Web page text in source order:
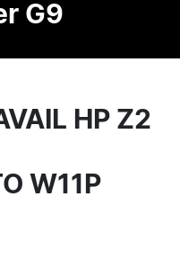
G9
HP Z2
W11P